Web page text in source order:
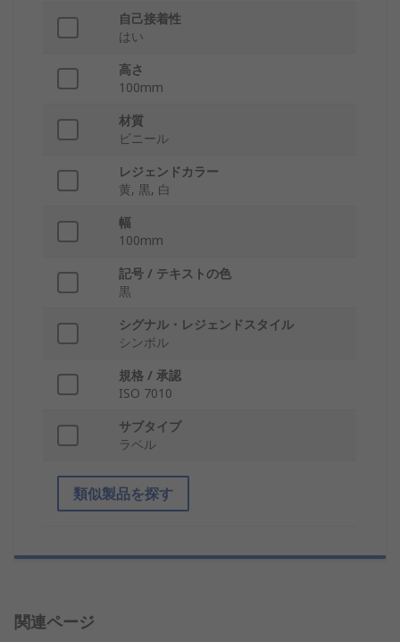
自己接着性
はい
高さ
100mm
材質
ビニール
レジェンドカラー
黄, 黒, 白
幅
100mm
記号 / テキストの色
黒
シグナル・レジェンドスタイル
シンボル
規格 / 承認
ISO 7010
サブタイプ
ラベル
類似製品を探す
関連ページ